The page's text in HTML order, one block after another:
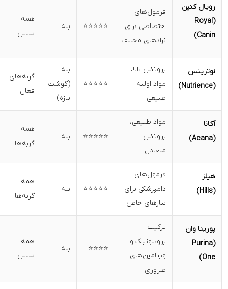
فرمول‌های
اختصاصی برای
نژادهای مختلف
⭐⭐⭐⭐⭐
تنوع بالا، علمی
و تخصصی
پروتئین بالا،
مواد اولیه
⭐⭐⭐⭐⭐
(گوشت
بدون افزودنی
مصنوعی
مواد طبیعی،
پروتئین
⭐⭐⭐⭐⭐
متعادل
فرمول‌های
دامپزشکی برای
⭐⭐⭐⭐⭐
دامپزشکان
ترکیب
پروبیوتیک و
ویتامین‌های
⭐⭐⭐⭐
سیستم ایمنی